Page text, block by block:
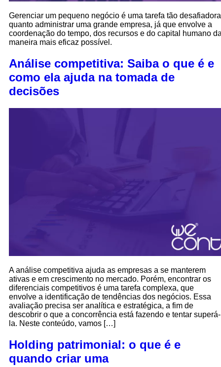
Gerenciar um pequeno negócio é uma tarefa tão desafiadora
quanto administrar uma grande empresa, já que envolve a
coordenação do tempo, dos recursos e do capital humano
maneira mais eficaz possível.
Análise competitiva: Saiba o que é e
como ela ajuda na tomada de
decisões
A análise competitiva ajuda as empresas a se manterem
ativas e em crescimento no mercado. Porém, encontrar os
diferenciais competitivos é uma tarefa complexa, que
envolve a identificação de tendências dos negócios. Essa
avaliação precisa ser analítica e estratégica, a fim de
descobrir o que a concorrência está fazendo e tentar superá-
la. Neste conteúdo, vamos […]
Holding patrimonial: o que é e
quando criar uma